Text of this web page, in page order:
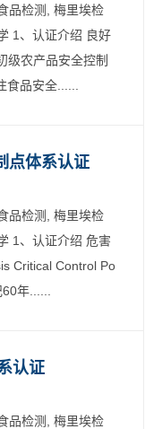
品检测, 梅里埃检
1、认证介绍 良好
级农产品安全控制
品安全......
点体系认证
品检测, 梅里埃检
1、认证介绍 危害
Critical Control Po
年......
认证
品检测, 梅里埃检